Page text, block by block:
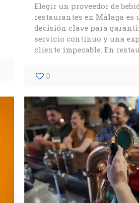
Elegir un proveedor de
restaurantes en Málaga es
decisión clave para
servicio continuo y una
cliente impecable. En
0